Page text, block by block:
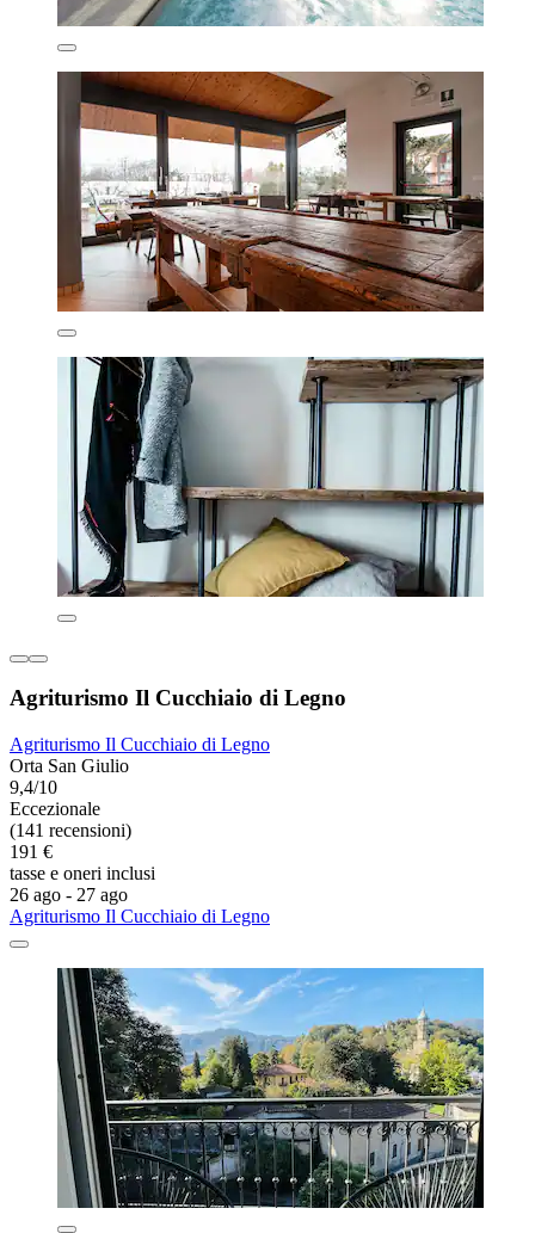
Agriturismo Il Cucchiaio di Legno
Agriturismo Il Cucchiaio di Legno
Orta San Giulio
9,4/10
Eccezionale
(141 recensioni)
191 €
tasse e oneri inclusi
26 ago - 27 ago
Agriturismo Il Cucchiaio di Legno